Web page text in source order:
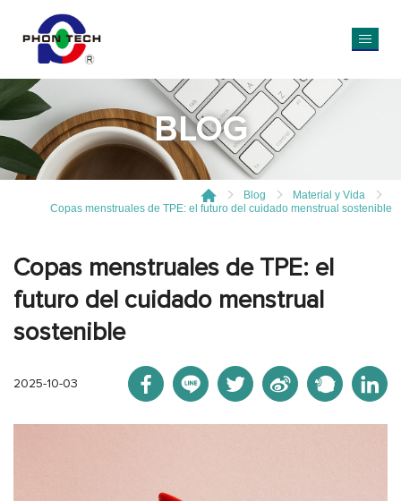
BLOG
Blog
Material y Vida
Copas menstruales de TPE: el futuro del cuidado menstrual sostenible
Copas menstruales de TPE: el
futuro del cuidado menstrual
sostenible
2025-10-03